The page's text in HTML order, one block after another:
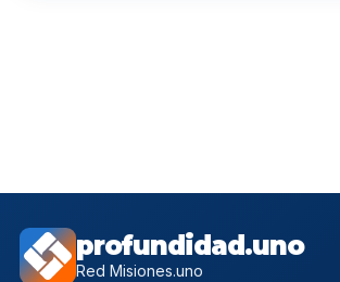
profundidad.uno
Red Misiones.uno